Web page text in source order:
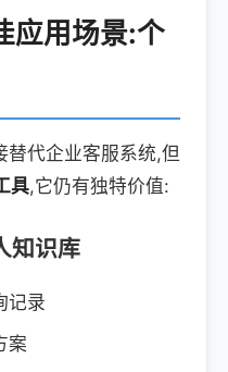
应用场景:个
替代企业客服系统,但
具,它仍有独特价值:
知识库
记录
案